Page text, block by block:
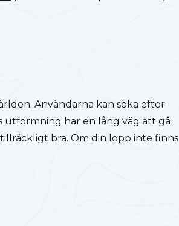
Användarna kan söka efter
utformning har en lång väg att gå
bra. Om din lopp inte finns